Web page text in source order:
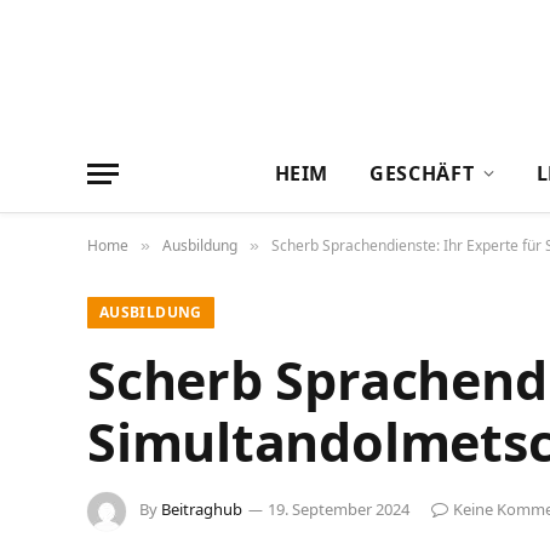
HEIM GESCHÄFT
Home » Ausbildung » Scherb Sprachendienste: Ihr Experte für
AUSBILDUNG
Scherb
By Beitraghub 19. September 2024 Keine